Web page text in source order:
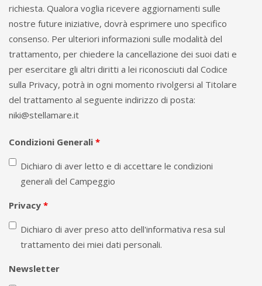
richiesta. Qualora voglia ricevere aggiornamenti sulle
nostre future iniziative, dovrà esprimere uno specifico
consenso. Per ulteriori informazioni sulle modalità del
trattamento, per chiedere la cancellazione dei suoi dati e
per esercitare gli altri diritti a lei riconosciuti dal Codice
sulla Privacy, potrà in ogni momento rivolgersi al Titolare
del trattamento al seguente indirizzo di posta:
niki@stellamare.it
Condizioni Generali *
Dichiaro di aver letto e di accettare le condizioni
generali del Campeggio
Privacy *
Dichiaro di aver preso atto dell'informativa resa sul
trattamento dei miei dati personali.
Newsletter